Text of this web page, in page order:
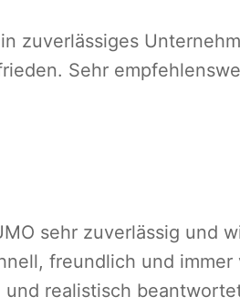
zuverlässiges
Sehr
sehr zuverlässig und
freundlich und
realistisch